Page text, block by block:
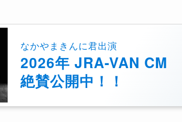
なかやまきんに君出演
2026年 JRA-VAN CM
絶賛公開中！！